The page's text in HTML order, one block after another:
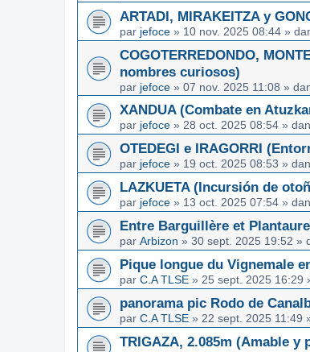
ARTADI, MIRAKEITZA y
par jefoce » 10 nov. 2025 08:44 »
COGOTERREDONDO,
nombres curiosos)
par jefoce » 07 nov. 2025 11:08 »
XANDUA (Combate en
par jefoce » 28 oct. 2025 08:54 »
OTEDEGI e IRAGORRI
par jefoce » 19 oct. 2025 08:53 »
LAZKUETA (Incursión de
par jefoce » 13 oct. 2025 07:54 »
Entre Barguillère et
par Arbizon » 30 sept. 2025 19:52 »
Pique longue du Vignemale
par C.A TLSE » 25 sept. 2025 16:29
panorama pic Rodo de
par C.A TLSE » 22 sept. 2025 11:49
TRIGAZA, 2.085m (Amable y